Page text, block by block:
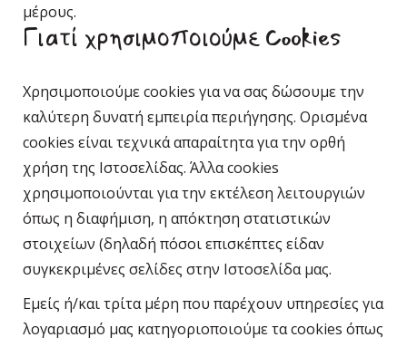
μέρους.
Γιατί χρησιμοποιούμε Cookies
Χρησιμοποιούμε cookies για να σας δώσουμε την
καλύτερη δυνατή εμπειρία περιήγησης. Ορισμένα
cookies είναι τεχνικά απαραίτητα για την ορθή
χρήση της Ιστοσελίδας. Άλλα cookies
χρησιμοποιούνται για την εκτέλεση λειτουργιών
όπως η διαφήμιση, η απόκτηση στατιστικών
στοιχείων (δηλαδή πόσοι επισκέπτες είδαν
συγκεκριμένες σελίδες στην Ιστοσελίδα μας.
Εμείς ή/και τρίτα μέρη που παρέχουν υπηρεσίες για
λογαριασμό μας κατηγοριοποιούμε τα cookies όπως